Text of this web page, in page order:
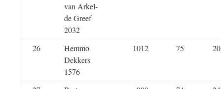
van Arkel-
de Greef
2032
26
Hemmo
Dekkers
1576
1012 75 20